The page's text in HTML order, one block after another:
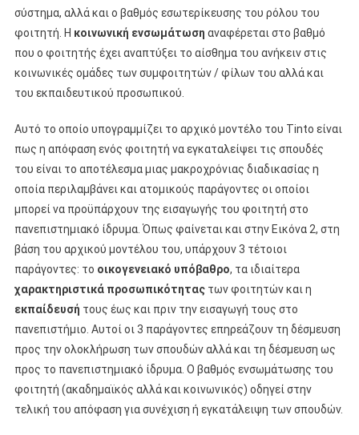
σύστημα, αλλά και ο βαθμός εσωτερίκευσης του ρόλου του
φοιτητή. Η κοινωνική ενσωμάτωση αναφέρεται στο βαθμό
που ο φοιτητής έχει αναπτύξει το αίσθημα του ανήκειν στις
κοινωνικές ομάδες των συμφοιτητών / φίλων του αλλά και
του εκπαιδευτικού προσωπικού.
Αυτό το οποίο υπογραμμίζει το αρχικό μοντέλο του Tinto είναι
πως η απόφαση ενός φοιτητή να εγκαταλείψει τις σπουδές
του είναι το αποτέλεσμα μιας μακροχρόνιας διαδικασίας η
οποία περιλαμβάνει και ατομικούς παράγοντες οι οποίοι
μπορεί να προϋπάρχουν της εισαγωγής του φοιτητή στο
πανεπιστημιακό ίδρυμα. Όπως φαίνεται και στην Εικόνα 2, στη
βάση του αρχικού μοντέλου του, υπάρχουν 3 τέτοιοι
παράγοντες: το οικογενειακό υπόβαθρο, τα ιδιαίτερα
χαρακτηριστικά προσωπικότηταςτων φοιτητών και η
εκπαίδευσή τους έως και πριν την εισαγωγή τους στο
πανεπιστήμιο. Αυτοί οι 3 παράγοντες επηρεάζουν τη δέσμευση
προς την ολοκλήρωση των σπουδών αλλά και τη δέσμευση ως
προς το πανεπιστημιακό ίδρυμα. Ο βαθμός ενσωμάτωσης του
φοιτητή (ακαδημαϊκός αλλά και κοινωνικός) οδηγεί στην
τελική του απόφαση για συνέχιση ή εγκατάλειψη των σπουδών.